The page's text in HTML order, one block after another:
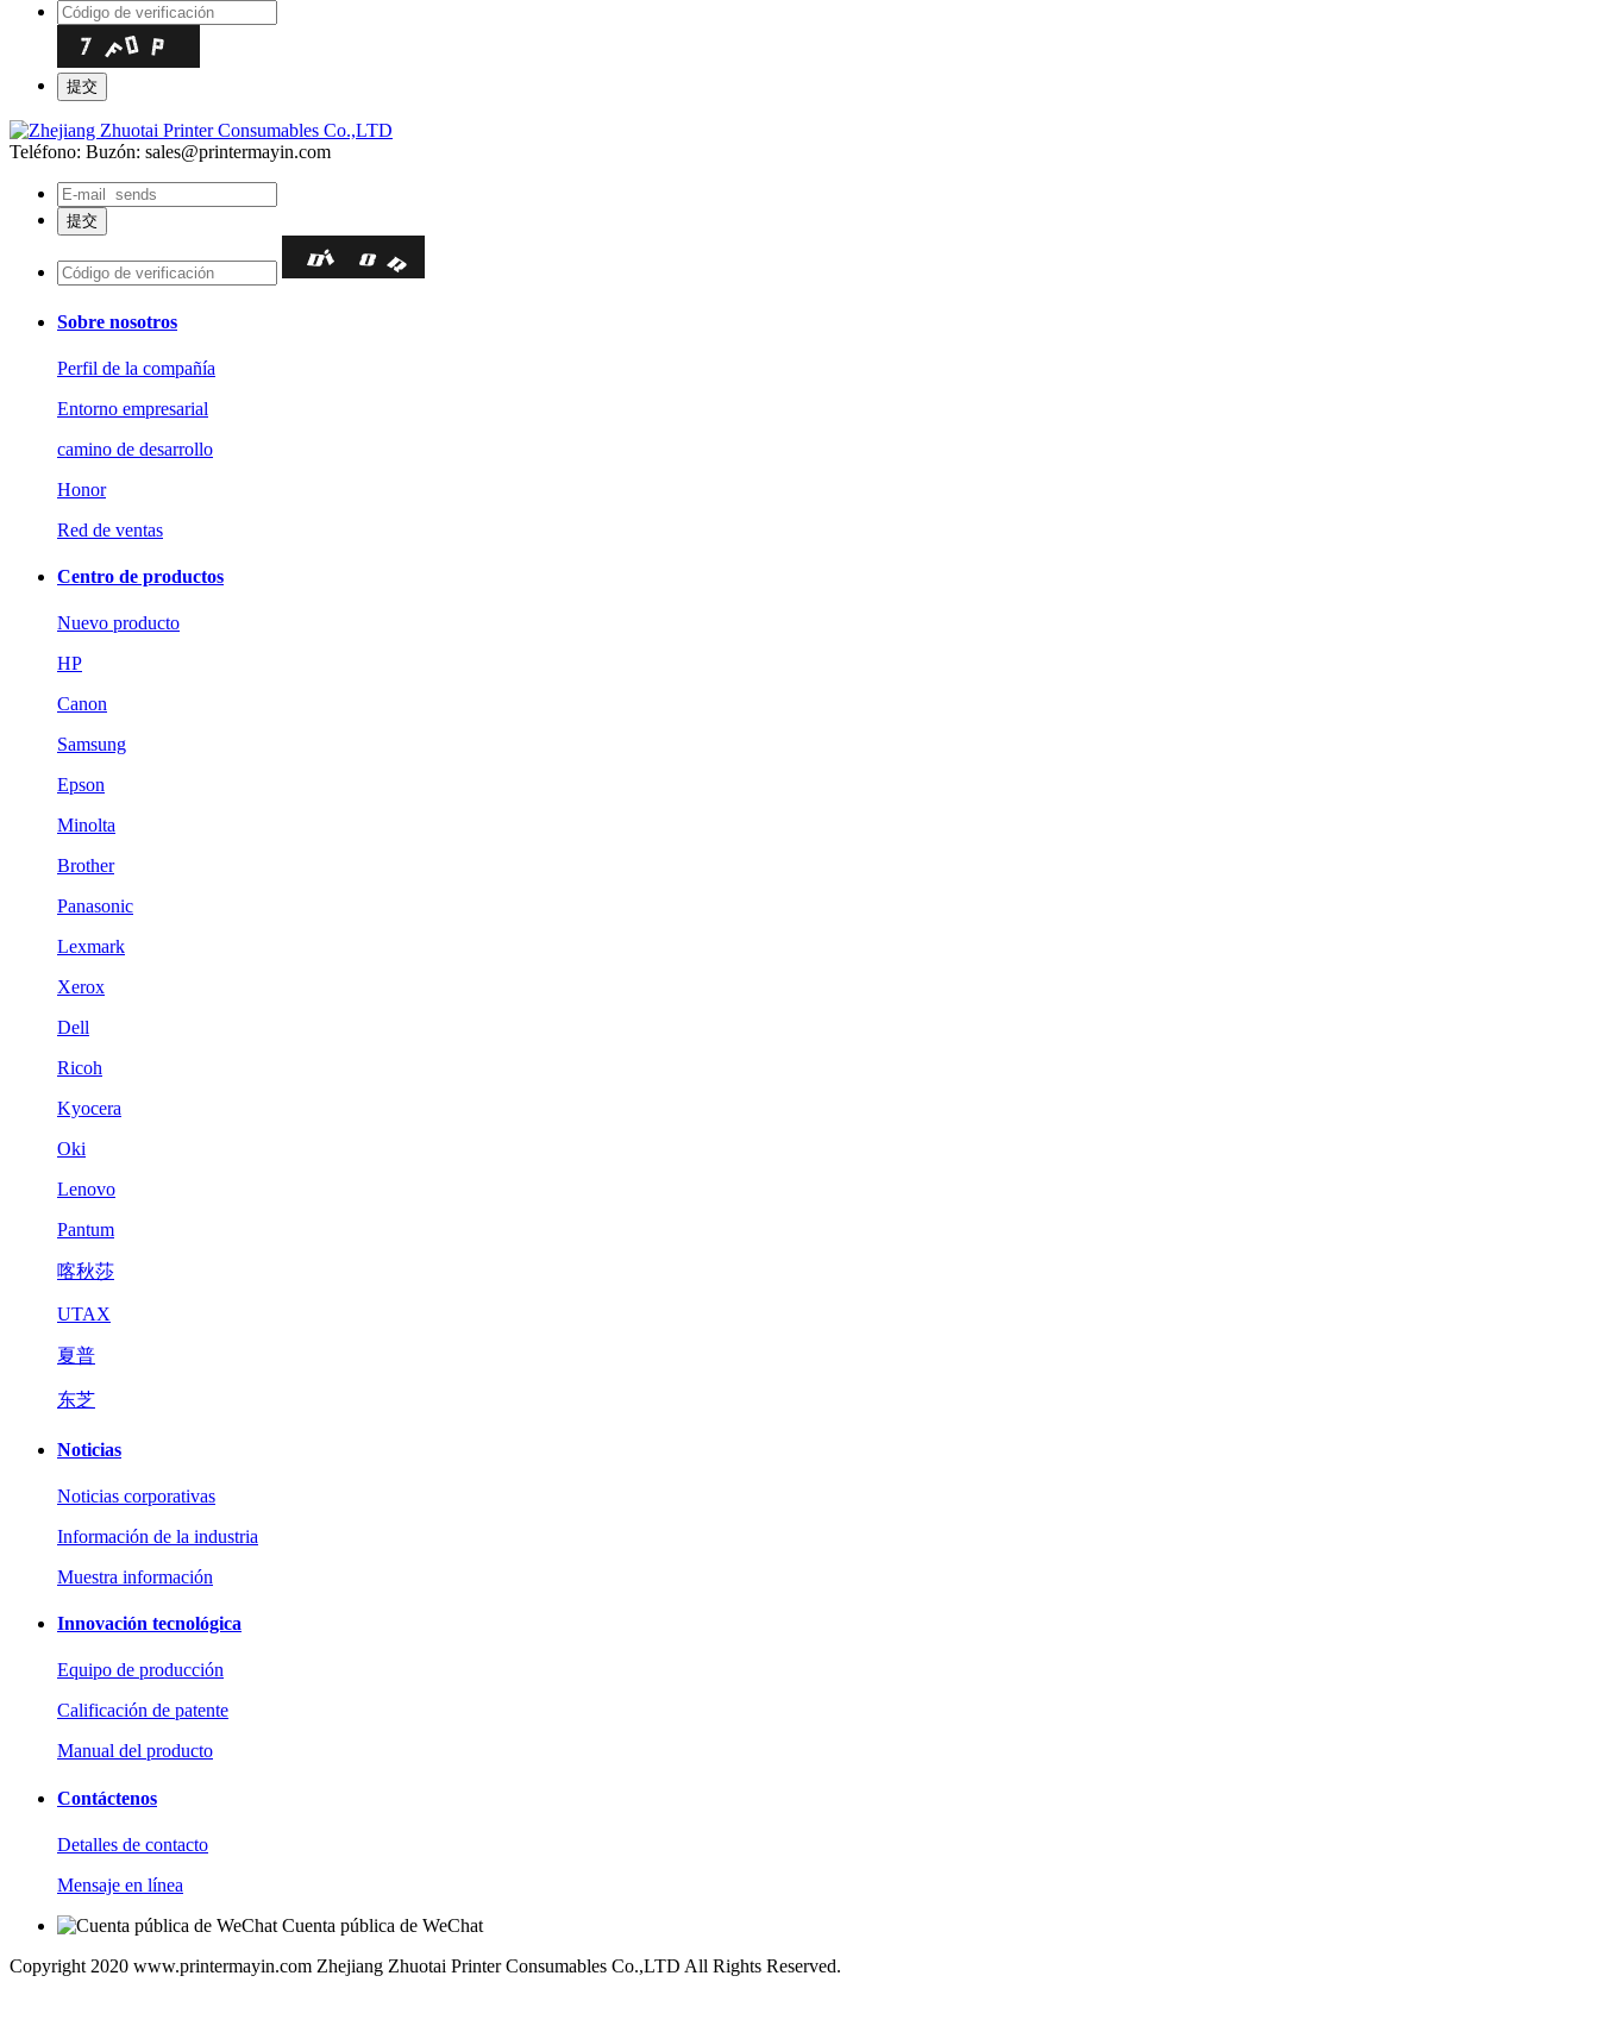
Teléfono: Buzón: sales@printermayin.com
Sobre nosotros
Perfil de la compañía
Entorno empresarial
camino de desarrollo
Honor
Red de ventas
Centro de productos
Nuevo producto
HP
Canon
Samsung
Epson
Minolta
Brother
Panasonic
Lexmark
Xerox
Dell
Ricoh
Kyocera
Oki
Lenovo
Pantum
喀秋莎
UTAX
夏普
东芝
Noticias
Noticias corporativas
Información de la industria
Muestra información
Innovación tecnológica
Equipo de producción
Calificación de patente
Manual del producto
Contáctenos
Detalles de contacto
Mensaje en línea
Cuenta pública de WeChat
Copyright 2020 www.printermayin.com Zhejiang Zhuotai Printer Consumables Co.,LTD All Rights Reserved.